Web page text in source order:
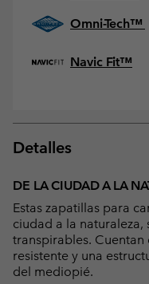
Omni-Tech™
Navic Fit™
Detalles
DE LA CIUDAD A LA
Estas zapatillas para
ciudad a la
transpirables.
resistente y una
del mediopié.